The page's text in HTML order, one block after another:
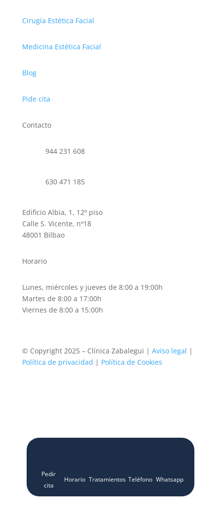
Cirugía Estética Facial
Medicina Estética Facial
Blog
Pide cita
Contacto
944 231 608
630 471 185
Edificio Albia, 1, 12º piso
Calle S. Vicente, nº18
48001 Bilbao
Horario
Lunes, miércoles y jueves de 8:00 a 19:00h
Martes de 8:00 a 17:00h
Viernes de 8:00 a 15:00h
© Copyright 2025 – Clínica Zabalegui | Aviso legal |
Política de privacidad | Política de Cookies
Pedir
cita
Horario Tratamientos Teléfono Whatsapp